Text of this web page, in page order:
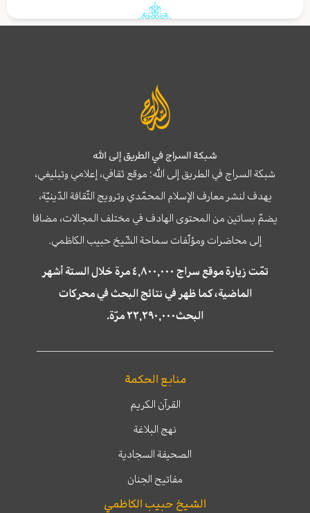
شبكة السراج في الطريق إلى الله
شبكة السراج في الطريق إلى الله؛ موقع ثقافي، إعلامي وتبليغي،
يهدف لنشر معارف الإسلام المحمّدي وترويج الثّقافة الدّينيّة،
يضمّ بساتين من المحتوى الهادف في مختلف المجالات، مضافا
إلى محاضرات ومؤلّفات سماحة الشّيخ حبيب الكاظمي.
تمّت زيارة موقع سراج ٤,٨٠٠,٠٠٠ مرة خلال الستة أشهر
الماضية، كما ظهر في نتائج البحث في محركات
البحث٢٢,٢٩٠,٠٠٠ مرّة.
منابع الحكمة
القرآن الكريم
نهج البلاغة
الصحيفة السجادية
مفاتيح الجنان
الشيخ حبيب الكاظمي